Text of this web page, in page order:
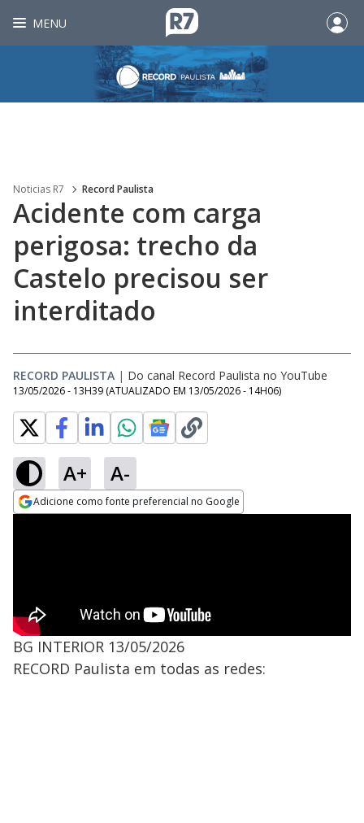
MENU
Noticias R7 Record Paulista
Acidente com carga
perigosa: trecho da
Castelo precisou ser
interditado
RECORD PAULISTA | Do canal Record Paulista no YouTube
13/05/2026 - 13H39 (ATUALIZADO EM 13/05/2026 - 14H06)
A+ A-
Adicione como fonte preferencial no Google
BG INTERIOR 13/05/2026
RECORD Paulista em todas as redes: